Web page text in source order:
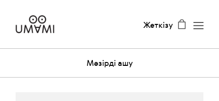
Жеткізу
Мәзірді ашу